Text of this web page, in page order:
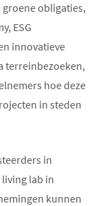
groene obligaties,
ESG
innovatieve
terreinbezoeken,
hoe deze
in steden
in
lab in
kunnen